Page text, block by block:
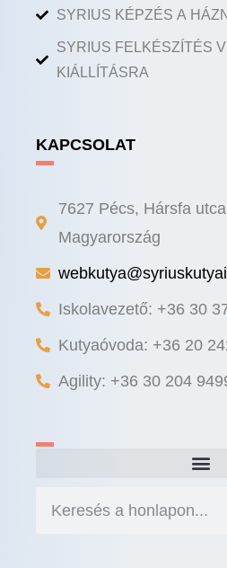
SYRIUS KÉPZÉS A
SYRIUS FELKÉSZÍTÉS
KIÁLLÍTÁSRA
KAPCSOLAT
7627 Pécs, Hársfa
Magyarország
Iskolavezető: +36 30
Kutyaóvoda: +36 20
Agility: +36 30 204